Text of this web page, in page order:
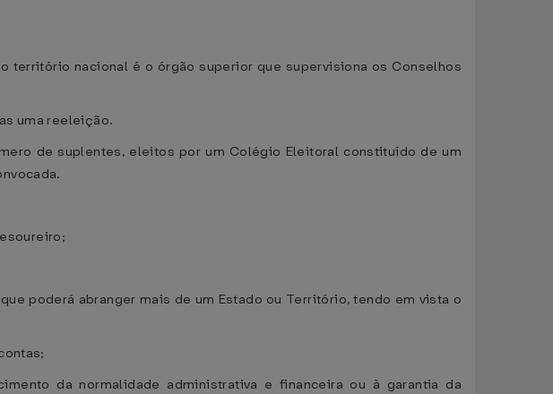
nacional é o órgão superior que supervisiona os Conselhos
uma reeleição.
de suplentes, eleitos por um Colégio Eleitoral constituído de um
poderá abranger mais de um Estado ou Território, tendo em vista o
da normalidade administrativa e financeira ou à garantia da